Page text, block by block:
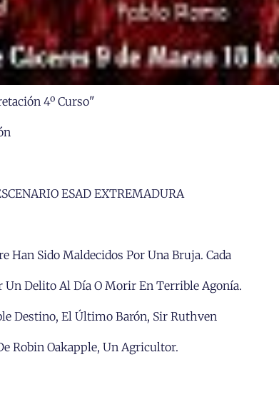
4º Curso"
ESAD EXTREMADURA
Han Sido Maldecidos Por Una Bruja. Cada
Un Delito Al Día O Morir En Terrible Agonía.
Destino, El Último Barón, Sir Ruthven
Robin Oakapple, Un Agricultor.